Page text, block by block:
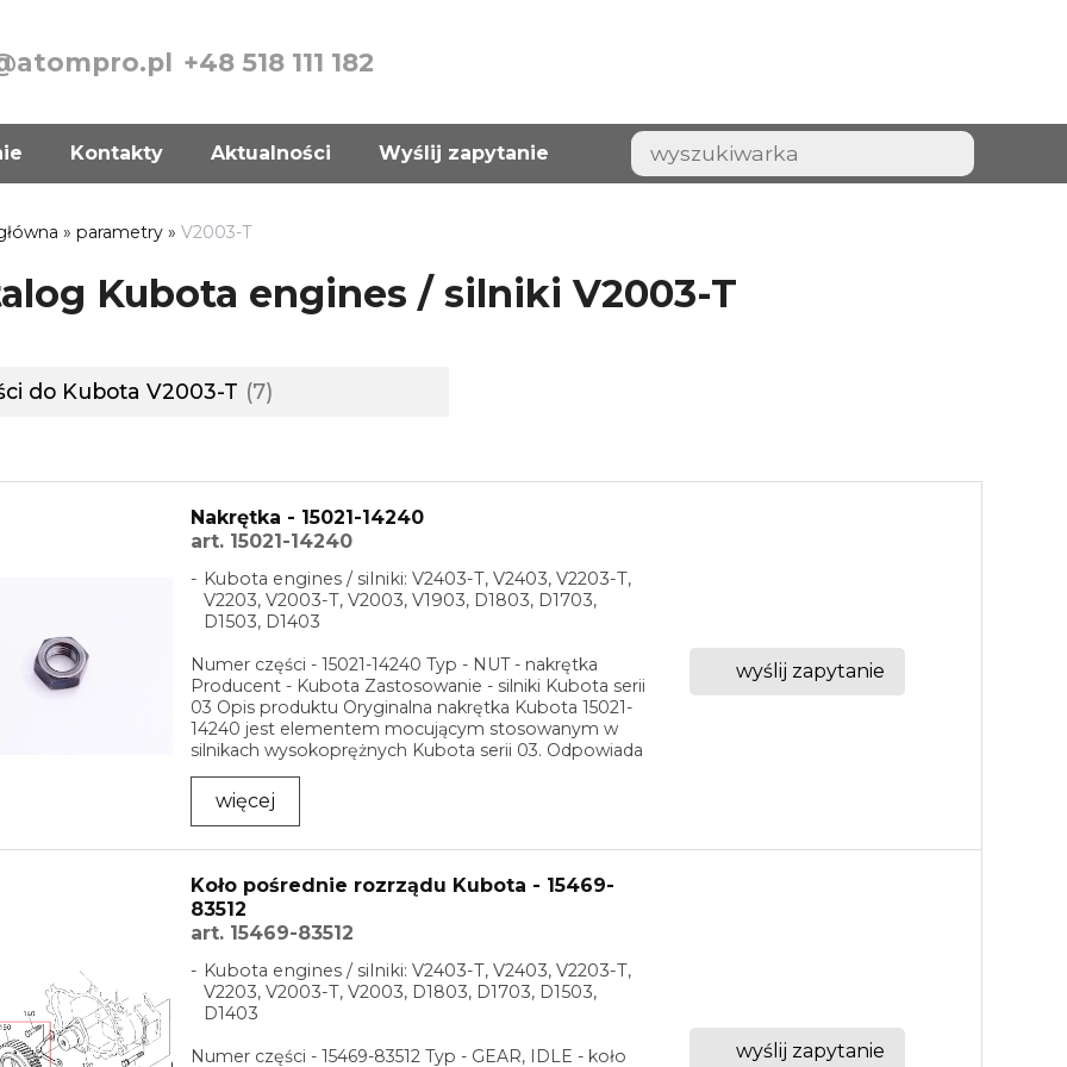
+48 518 111 182
Kontakty Aktualności Wyślij zapytanie
» parametry » V2003-T
Kubota engines / silniki V2003-T
do Kubota V2003-T 7
Nakrętka - 15021-14240
art. 15021-14240
Kubota engines / silniki: V2403-T, V2403, V2203-T,
V2203, V2003-T, V2003, V1903, D1803, D1703,
D1503, D1403
Numer części - 15021-14240 Typ - NUT - nakrętka
Producent - Kubota Zastosowanie - silniki Kubota serii
03 Opis produktu Oryginalna nakrętka Kubota 15021-
14240 jest elementem mocującym stosowanym w
silnikach wysokoprężnych Kubota serii 03. Odpowiada
...
więcej
wyślij zapytanie
Koło pośrednie rozrządu Kubota - 15469-
83512
art. 15469-83512
Kubota engines / silniki: V2403-T, V2403, V2203-T,
V2203, V2003-T, V2003, D1803, D1703, D1503,
D1403
Numer części - 15469-83512 Typ - GEAR, IDLE - koło
wyślij zapytanie